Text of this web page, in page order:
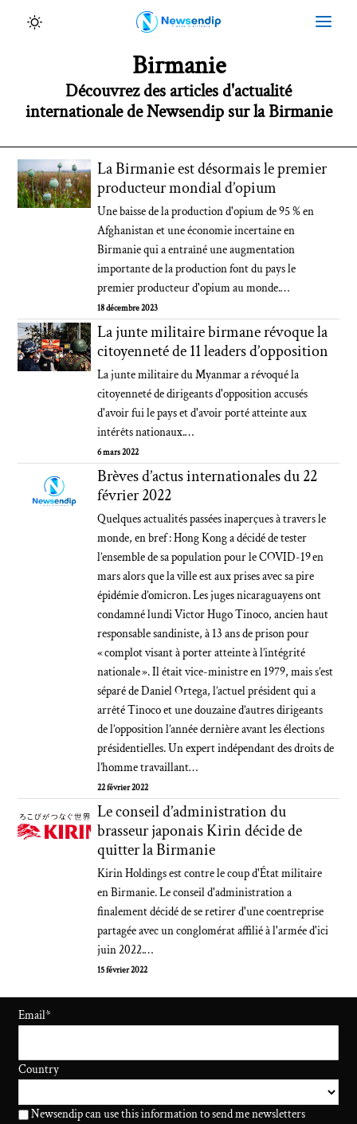
Birmanie
Découvrez des articles d'actualité
internationale de Newsendip sur la Birmanie
La Birmanie est désormais le premier
producteur mondial d’opium
Une baisse de la production d'opium de 95 % en
Afghanistan et une économie incertaine en
Birmanie qui a entraîné une augmentation
importante de la production font du pays le
premier producteur d'opium au monde.…
18 décembre 2023
La junte militaire birmane révoque la
citoyenneté de 11 leaders d’opposition
La junte militaire du Myanmar a révoqué la
citoyenneté de dirigeants d'opposition accusés
d'avoir fui le pays et d'avoir porté atteinte aux
intérêts nationaux.…
6 mars 2022
Brèves d’actus internationales du 22
février 2022
Quelques actualités passées inaperçues à travers le
monde, en bref : Hong Kong a décidé de tester
l’ensemble de sa population pour le COVID-19 en
mars alors que la ville est aux prises avec sa pire
épidémie d’omicron. Les juges nicaraguayens ont
condamné lundi Victor Hugo Tinoco, ancien haut
responsable sandiniste, à 13 ans de prison pour
« complot visant à porter atteinte à l’intégrité
nationale ». Il était vice-ministre en 1979, mais s’est
séparé de Daniel Ortega, l’actuel président qui a
arrêté Tinoco et une douzaine d’autres dirigeants
de l’opposition l’année dernière avant les élections
présidentielles. Un expert indépendant des droits de
l’homme travaillant…
22 février 2022
Le conseil d’administration du
brasseur japonais Kirin décide de
quitter la Birmanie
Kirin Holdings est contre le coup d'État militaire
en Birmanie. Le conseil d'administration a
finalement décidé de se retirer d'une coentreprise
partagée avec un conglomérat affilié à l'armée d'ici
juin 2022.…
15 février 2022
Email*
Country
Newsendip can use this information to send me newsletters